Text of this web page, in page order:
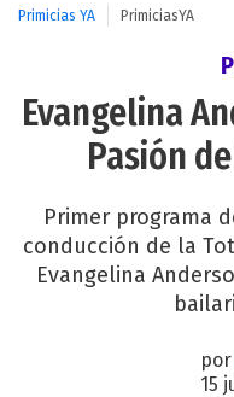
Primicias YA PrimiciasYA
Evangelina
Pasión
Primer programa
conducción de la
Evangelina
por
15